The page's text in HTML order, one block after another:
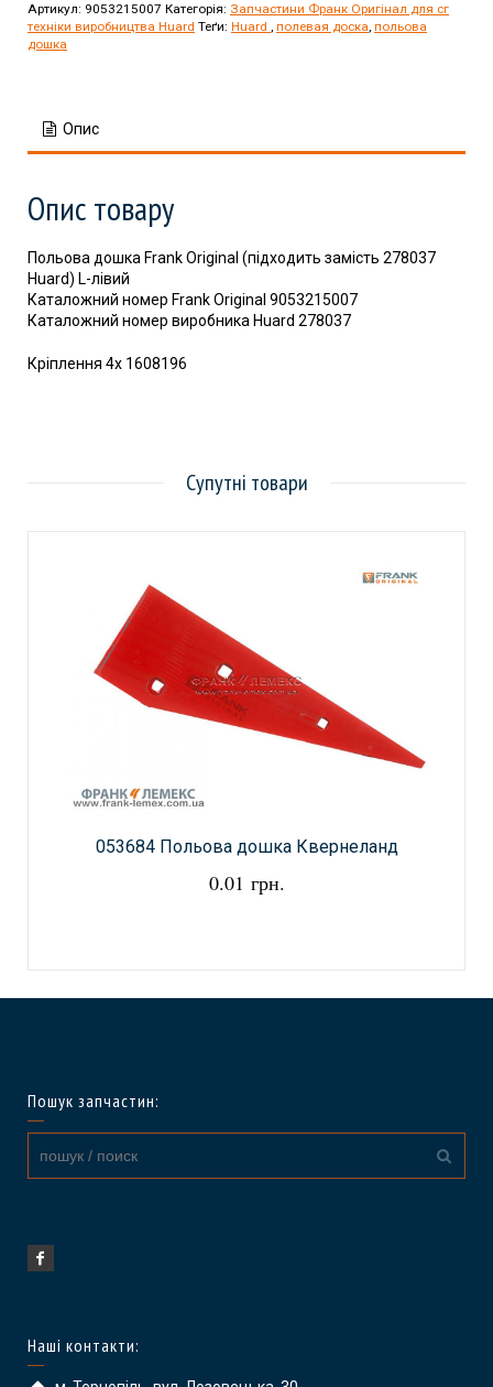
Артикул: 9053215007 Категорія: Запчастини Франк Оригінал для сг
техніки виробництва Huard Теґи: Huard , полевая доска, польова
дошка
Опис
Опис товару
Польова дошка Frank Original (підходить замість 278037
Huard) L-лівий
Каталожний номер Frank Original 9053215007
Каталожний номер виробника Huard 278037
Кріплення 4x 1608196
Супутні товари
053684 Польова дошка Квернеланд
0.01 грн.
Пошук запчастин:
Наші контакти: